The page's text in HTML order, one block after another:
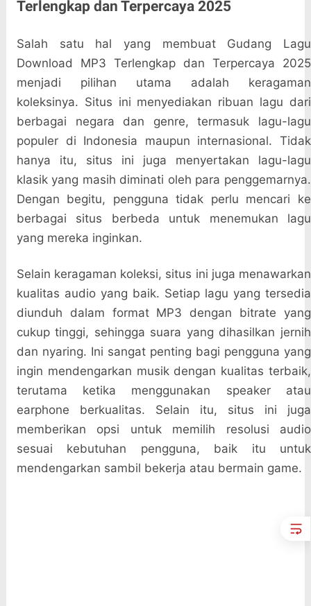
Terlengkap dan Terpercaya 2025
Salah satu hal yang membuat Gudang Lagu
Download MP3 Terlengkap dan Terpercaya 2025
menjadi pilihan utama adalah keragaman
koleksinya. Situs ini menyediakan ribuan lagu dari
berbagai negara dan genre, termasuk lagu-lagu
populer di Indonesia maupun internasional. Tidak
hanya itu, situs ini juga menyertakan lagu-lagu
klasik yang masih diminati oleh para penggemarnya.
Dengan begitu, pengguna tidak perlu mencari ke
berbagai situs berbeda untuk menemukan lagu
yang mereka inginkan.
Selain keragaman koleksi, situs ini juga menawarkan
kualitas audio yang baik. Setiap lagu yang tersedia
diunduh dalam format MP3 dengan bitrate yang
cukup tinggi, sehingga suara yang dihasilkan jernih
dan nyaring. Ini sangat penting bagi pengguna yang
ingin mendengarkan musik dengan kualitas terbaik,
terutama ketika menggunakan speaker atau
earphone berkualitas. Selain itu, situs ini juga
memberikan opsi untuk memilih resolusi audio
sesuai kebutuhan pengguna, baik itu untuk
mendengarkan sambil bekerja atau bermain game.